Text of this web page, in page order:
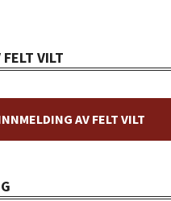
VILT
AV FELT VILT